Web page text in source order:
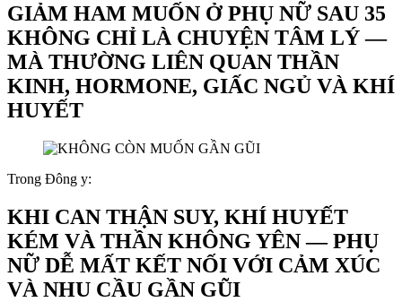
GIẢM HAM MUỐN Ở PHỤ NỮ SAU 35
KHÔNG CHỈ LÀ CHUYỆN TÂM LÝ —
MÀ THƯỜNG LIÊN QUAN THẦN
KINH, HORMONE, GIẤC NGỦ VÀ KHÍ
HUYẾT
Trong Đông y:
KHI CAN THẬN SUY, KHÍ HUYẾT
KÉM VÀ THẦN KHÔNG YÊN — PHỤ
NỮ DỄ MẤT KẾT NỐI VỚI CẢM XÚC
VÀ NHU CẦU GẦN GŨI